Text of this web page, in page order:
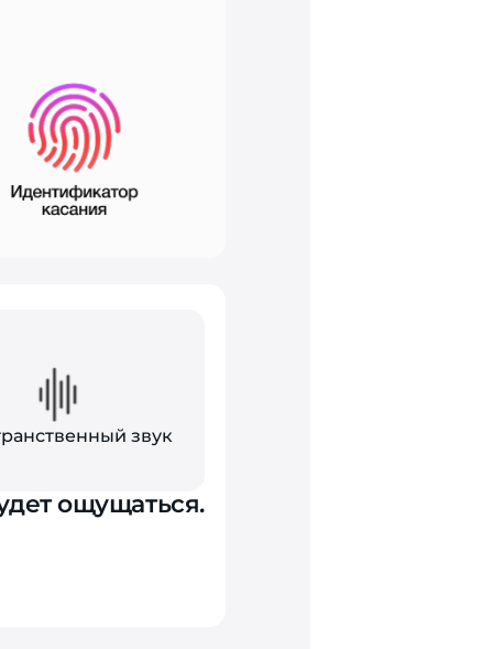
звук
ощущаться.